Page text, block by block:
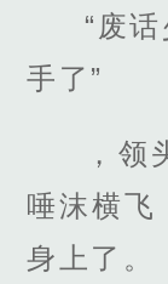
“废
手了”
，
唾沫横飞
身上了。